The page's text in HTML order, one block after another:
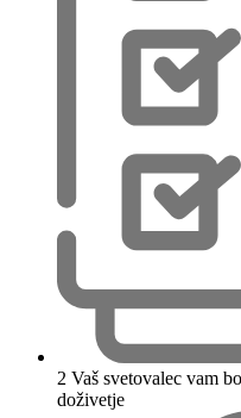
2 Vaš svetovalec vam
doživetje